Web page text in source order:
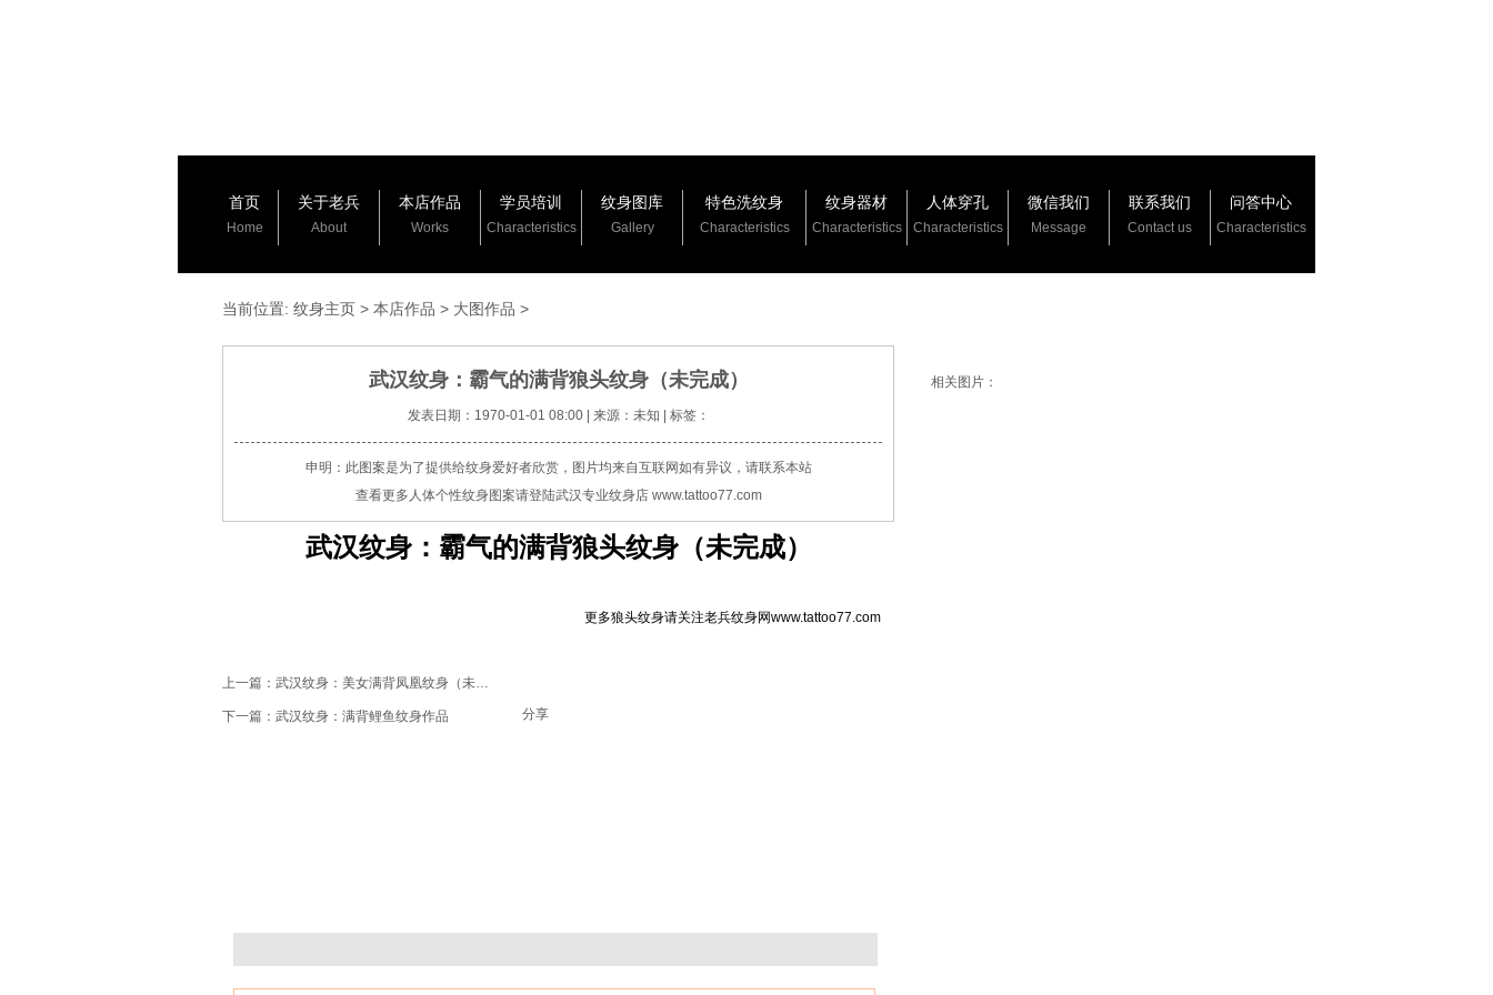
首页
Home
关于老兵
About
本店作品
Works
学员培训
Characteristics
纹身图库
Gallery
特色洗纹身
Characteristics
纹身器材
Characteristics
人体穿孔
Characteristics
微信我们
Message
联系我们
Contact us
问答中心
Characteristics
当前位置: 纹身主页 > 本店作品 > 大图作品 >
武汉纹身：霸气的满背狼头纹身（未完成）
发表日期：1970-01-01 08:00 | 来源：未知 | 标签：
申明：此图案是为了提供给纹身爱好者欣赏，图片均来自互联网如有异议，请联系本站
查看更多人体个性纹身图案请登陆武汉专业纹身店 www.tattoo77.com
武汉纹身：霸气的满背狼头纹身（未完成）
更多狼头纹身请关注老兵纹身网www.tattoo77.com
上一篇： 武汉纹身：美女满背凤凰纹身（未完成）
下一篇： 武汉纹身：满背鲤鱼纹身作品 分享
相关图片：